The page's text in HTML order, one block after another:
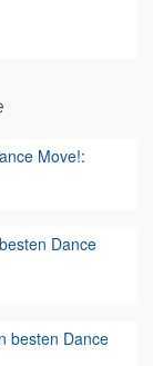
Move!:
Dance
besten Dance